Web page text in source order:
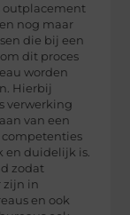
outplacement
nog maar
die bij een
dit proces
worden
Hierbij
verwerking
van een
competenties
en duidelijk is.
zodat
zijn in
en ook